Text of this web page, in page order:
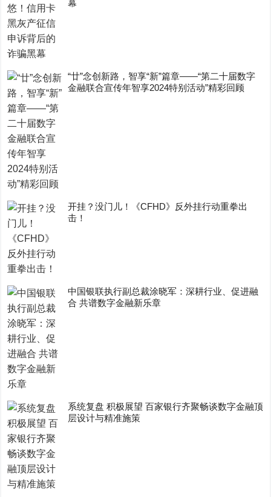
幕
“廿”念创新路，智享“新”篇章——“第二十届数字
金融联合宣传年智享2024特别活动”精彩回顾
开挂？没门儿！《CFHD》反外挂行动重拳出
击！
中国银联执行副总裁涂晓军：深耕行业、促进融
合 共谱数字金融新乐章
系统复盘 积极展望 百家银行齐聚畅谈数字金融顶
层设计与精准施策